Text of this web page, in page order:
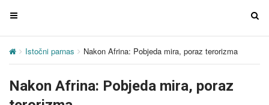
T
g
e
n
T
Istočni parnas Nakon Afrina: Pobjeda mira, poraz terorizma
Nakon Afrina: Pobjeda mira, poraz